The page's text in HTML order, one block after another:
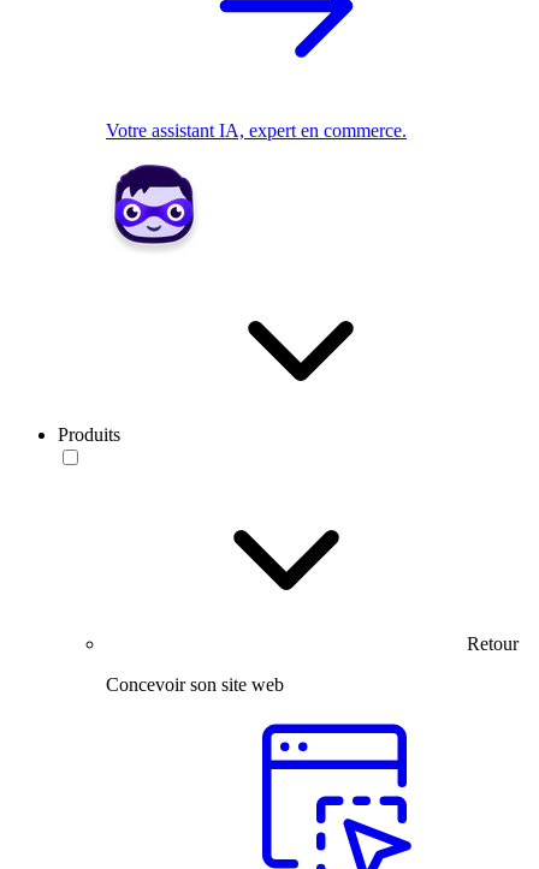
Votre assistant IA, expert en commerce.
Produits
Retour
Concevoir son site web